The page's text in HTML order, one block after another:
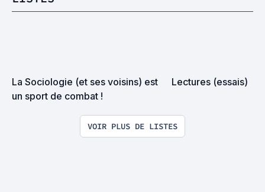
La Sociologie (et ses voisins) est
un sport de combat !
Lectures (essais)
VOIR PLUS DE LISTES